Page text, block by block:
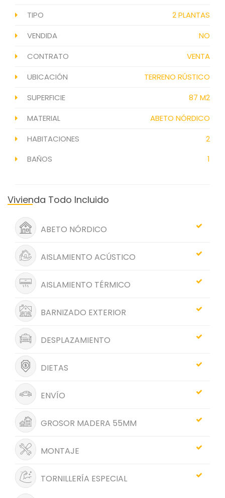
TIPO
2 PLANTAS
VENDIDA
NO
CONTRATO
VENTA
UBICACIÓN
TERRENO RÚSTICO
SUPERFICIE
87 M2
MATERIAL
ABETO NÓRDICO
HABITACIONES
2
BAÑOS
1
Vivienda Todo Incluido
ABETO NÓRDICO
AISLAMIENTO ACÚSTICO
AISLAMIENTO TÉRMICO
BARNIZADO EXTERIOR
DESPLAZAMIENTO
DIETAS
ENVÍO
GROSOR MADERA 55MM
MONTAJE
TORNILLERÍA ESPECIAL